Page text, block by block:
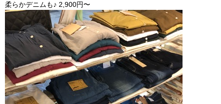
柔らかデニムも♪ 2,900円〜